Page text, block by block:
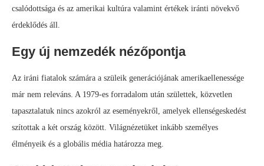
csalódottsága és az amerikai kultúra valamint értékek iránti növekvő
érdeklődés áll.
Egy új nemzedék nézőpontja
Az iráni fiatalok számára a szüleik generációjának amerikaellenessége
már nem releváns. A 1979-es forradalom után születtek, közvetlen
tapasztalatuk nincs azokról az eseményekről, amelyek ellenségeskedést
szítottak a két ország között. Világnézetüket inkább személyes
élményeik és a globális média határozza meg.